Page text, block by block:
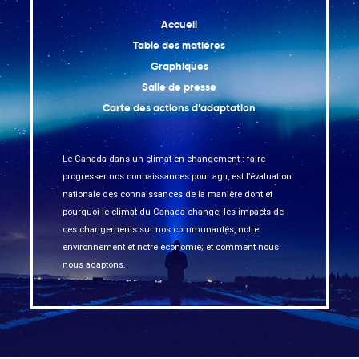
Accueil
Table des matières
Graphiques
Salle de presse
Carte des actions d’adaptation
Le Canada dans un climat en changement : faire
progresser nos connaissances pour agir, est l’évaluation
nationale des connaissances de la manière dont et
pourquoi le climat du Canada change; les impacts de
ces changements sur nos communautés, notre
environnement et notre économie; et comment nous
nous adaptons.